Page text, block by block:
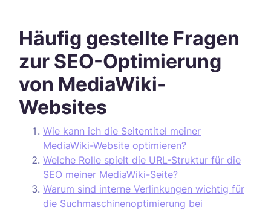
Häufig gestellte Fragen
zur SEO-Optimierung
von MediaWiki-
Websites
Wie kann ich die Seitentitel meiner
MediaWiki-Website optimieren?
Welche Rolle spielt die URL-Struktur für die
SEO meiner MediaWiki-Seite?
Warum sind interne Verlinkungen wichtig für
die Suchmaschinenoptimierung bei